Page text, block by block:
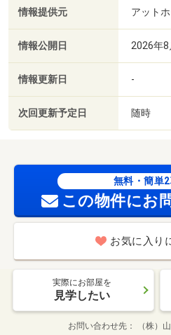
情報提供元 アット
情報公開日 2026年8
情報更新日 -
次回更新予定日 随時
無料・簡単2
この物件にお
お気に入り
実際にお部屋を
見学したい
お問い合わせ先 （株）